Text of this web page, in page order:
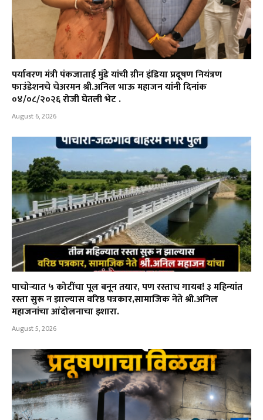
पर्यावरण मंत्री पंकजाताई मुंडे यांची ग्रीन इंडिया प्रदूषण नियंत्रण
फाउंडेशनचे चेअरमन श्री.अनिल भाऊ महाजन यांनी दिनांक
०४/०८/२०२६ रोजी घेतली भेट .
August 6, 2026
पाचोऱ्यात ५ कोटींचा पूल बनून तयार, पण रस्ताच गायब! ३ महिन्यांत
रस्ता सुरू न झाल्यास वरिष्ठ पत्रकार,सामाजिक नेते श्री.अनिल
महाजनांचा आंदोलनाचा इशारा.
August 5, 2026